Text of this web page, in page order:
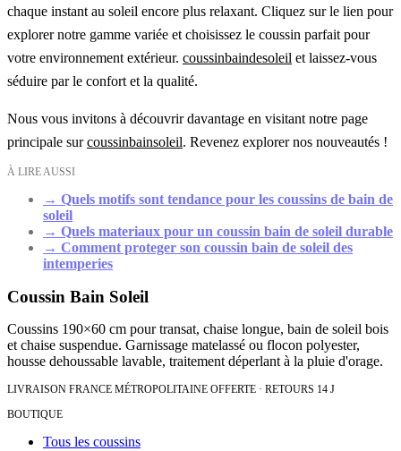
chaque instant au soleil encore plus relaxant. Cliquez sur le lien pour
explorer notre gamme variée et choisissez le coussin parfait pour
votre environnement extérieur. coussinbaindesoleil et laissez-vous
séduire par le confort et la qualité.
Nous vous invitons à découvrir davantage en visitant notre page
principale surcoussinbainsoleil. Revenez explorer nos nouveautés !
À LIRE AUSSI
→ Quels motifs sont tendance pour les coussins de bain de
soleil
→ Quels materiaux pour un coussin bain de soleil durable
→ Comment proteger son coussin bain de soleil des
intemperies
Coussin Bain Soleil
Coussins 190×60 cm pour transat, chaise longue, bain de soleil bois
et chaise suspendue. Garnissage matelassé ou flocon polyester,
housse dehoussable lavable, traitement déperlant à la pluie d'orage.
LIVRAISON FRANCE MÉTROPOLITAINE OFFERTE · RETOURS 14 J
BOUTIQUE
Tous les coussins